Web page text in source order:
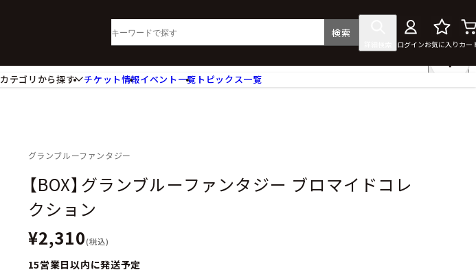
検索
ログインお気に入り カー
カテゴリから探す
カードスリーブ・カード収納ケース
アパレル小物
アクセサリー
コミック・小説
チケット情報イベント一覧 トピックス一覧
グランブルーファンタジー
【BOX】グランブルーファンタジー ブロマイドコレ
クション
¥2,310(税込)
15営業日以内に発送予定